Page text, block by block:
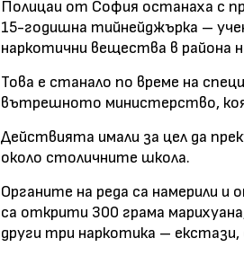
Полицаи от София останаха с
15-годишна тийнейджърка –
наркотични вещества в района
Това е станало по време на
вътрешното министерство,
Действията имали за цел да
около столичните школа.
Органите на реда са намерили
са открити 300 грама
други три наркотика –